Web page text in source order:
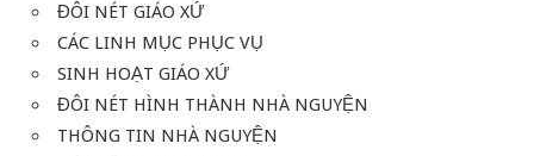
ĐÔI NÉT GIÁO XỨ
CÁC LINH MỤC PHỤC VỤ
SINH HOẠT GIÁO XỨ
ĐÔI NÉT HÌNH THÀNH NHÀ NGUYỆN
THÔNG TIN NHÀ NGUYỆN